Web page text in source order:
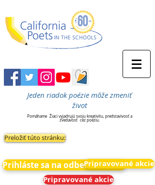
Jeden riadok poézie môže zmeniť
život
Pomáhame Žiaci vyjadrujú svoju kreativitu, predstavivosť a
zvedavosť cez poéziu.
Preložiť túto stránku:
Prihláste sa na odber noviniek
Pripravované akcie
Pripravované akcie